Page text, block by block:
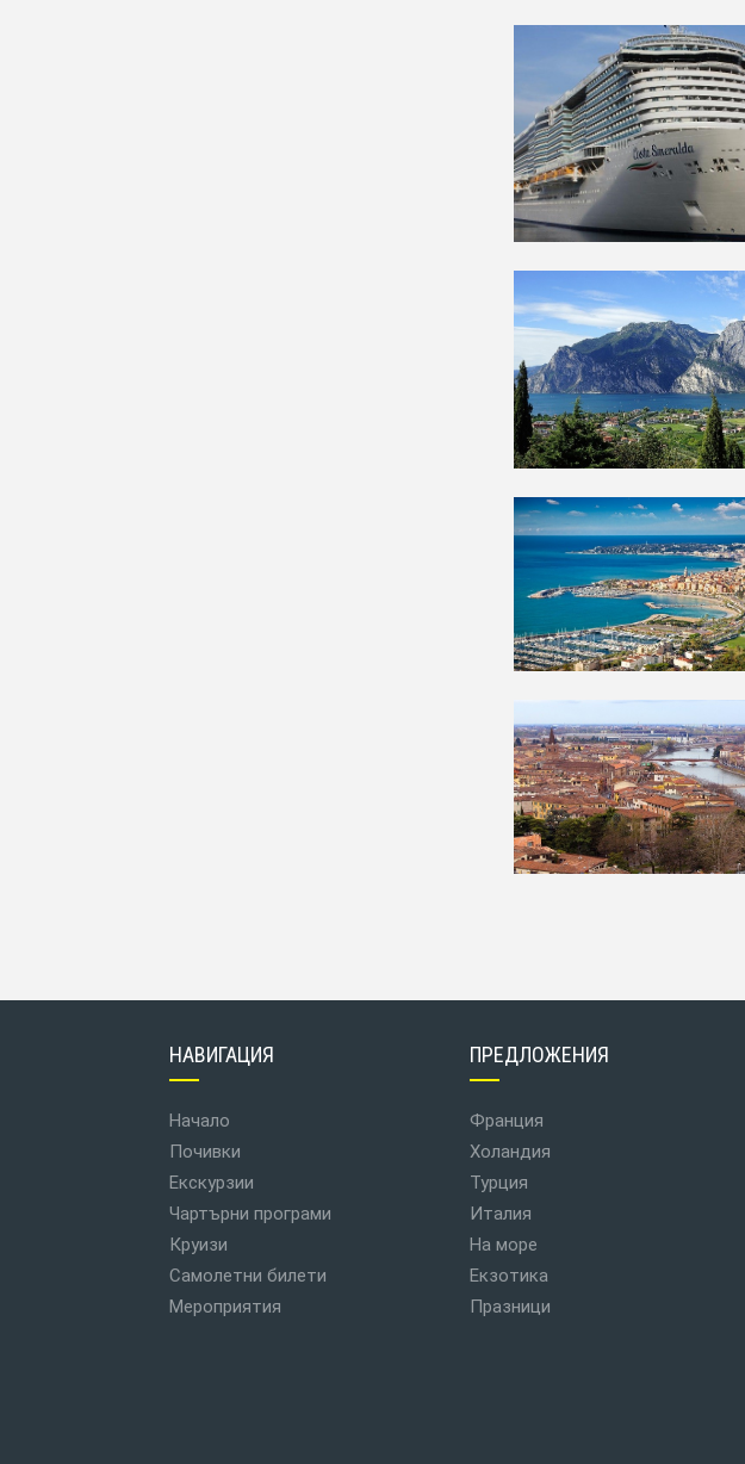
НАВИГАЦИЯ
Начало
Почивки
Екскурзии
Чартърни програми
Круизи
Самолетни билети
Мероприятия
ПРЕДЛОЖЕНИЯ
Франция
Холандия
Турция
Италия
На море
Екзотика
Празници